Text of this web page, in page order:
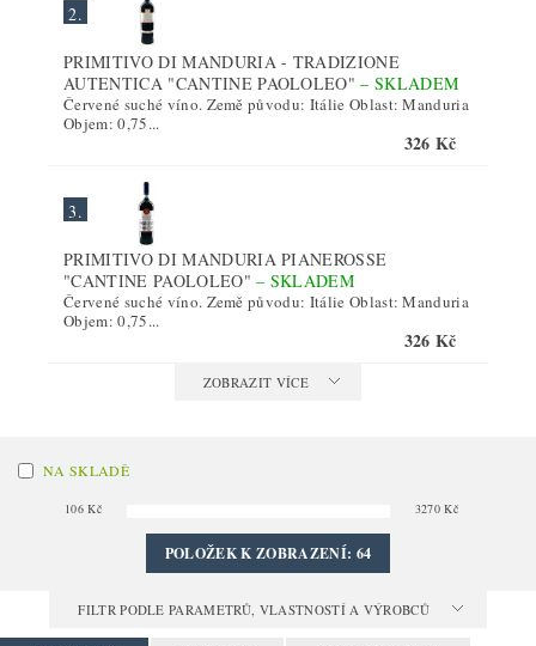
2.
PRIMITIVO DI MANDURIA - TRADIZIONE
AUTENTICA "CANTINE PAOLOLEO"–SKLADEM
Červené suché víno. Země původu: Itálie Oblast: Manduria
Objem: 0,75...
326 Kč
3.
PRIMITIVO DI MANDURIA PIANEROSSE
"CANTINE PAOLOLEO"– SKLADEM
Červené suché víno. Země původu: Itálie Oblast: Manduria
Objem: 0,75...
326 Kč
ZOBRAZIT VÍCE
NA SKLADĚ
106 Kč 3270 Kč
POLOŽEK K ZOBRAZENÍ: 64
FILTR PODLE PARAMETRŮ, VLASTNOSTÍ A VÝROBCŮ